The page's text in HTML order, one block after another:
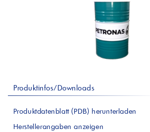
Produktinfos/Downloads
Produktdatenblatt (PDB) herunterladen
Herstellerangaben anzeigen